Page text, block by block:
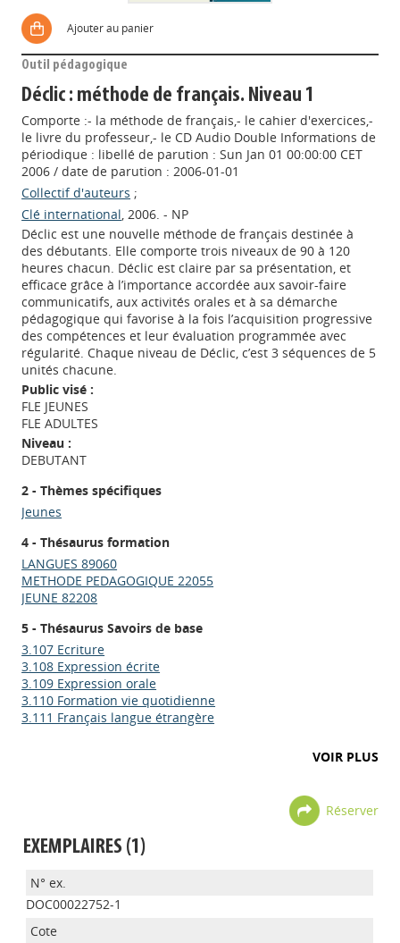
Ajouter au panier
Outil pédagogique
Déclic : méthode de français. Niveau 1
Comporte :- la méthode de français,- le cahier d'exercices,-
le livre du professeur,- le CD Audio Double Informations de
périodique : libellé de parution : Sun Jan 01 00:00:00 CET
2006 / date de parution : 2006-01-01
Collectif d'auteurs ;
Clé international, 2006. - NP
Déclic est une nouvelle méthode de français destinée à
des débutants. Elle comporte trois niveaux de 90 à 120
heures chacun. Déclic est claire par sa présentation, et
efficace grâce à l’importance accordée aux savoir-faire
communicatifs, aux activités orales et à sa démarche
pédagogique qui favorise à la fois l’acquisition progressive
des compétences et leur évaluation programmée avec
régularité. Chaque niveau de Déclic, c’est 3 séquences de 5
unités chacune.
Public visé :
FLE JEUNES
FLE ADULTES
Niveau :
DEBUTANT
2 - Thèmes spécifiques
Jeunes
4 - Thésaurus formation
LANGUES 89060
METHODE PEDAGOGIQUE 22055
JEUNE 82208
5 - Thésaurus Savoirs de base
3.107 Ecriture
3.108 Expression écrite
3.109 Expression orale
3.110 Formation vie quotidienne
3.111 Français langue étrangère
VOIR PLUS
Réserver
EXEMPLAIRES (1)
DOC00022752-1